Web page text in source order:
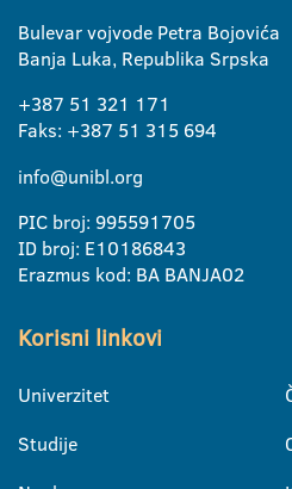
Bulevar vojvode Petra Bojovića
Banja Luka, Republika Srpska
+387 51 321 171
Faks: +387 51 315 694
info@unibl.org
PIC broj: 995591705
ID broj: E10186843
Erazmus kod: BA BANJA02
Korisni linkovi
Univerzitet
Studije